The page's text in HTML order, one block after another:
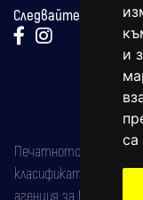
и
са
Следвайте ни:
Печатното издание
класификатор на
агенция за ISSN) под